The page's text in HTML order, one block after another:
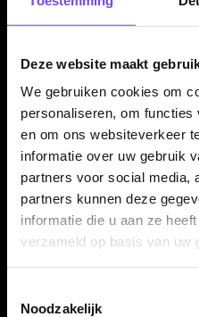
Deze website maakt
We gebruiken cookies om
personaliseren, om
en om ons websiteverkeer
informatie over uw gebruik
partners voor social media,
partners kunnen deze
informatie die u aan ze
verzameld op basis van uw
Noodzakelijk
GOAT Strikes 90% -
Dartpijlen